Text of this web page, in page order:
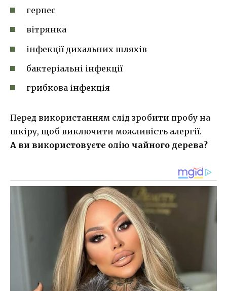
герпес
вітрянка
інфекції дихальних шляхів
бактеріальні інфекції
грибкова інфекція
Перед використанням слід зробити пробу на
шкіру, щоб виключити можливість алергії.
А ви використовуєте олію чайного дерева?